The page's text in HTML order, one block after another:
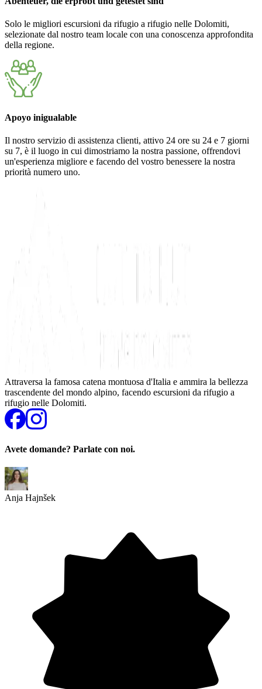
Solo le migliori escursioni da rifugio a rifugio nelle Dolomiti,
selezionate dal nostro team locale con una conoscenza approfondita
della regione.
Apoyo inigualable
Il nostro servizio di assistenza clienti, attivo 24 ore su 24 e 7 giorni
su 7, è il luogo in cui dimostriamo la nostra passione, offrendovi
un'esperienza migliore e facendo del vostro benessere la nostra
priorità numero uno.
Attraversa la famosa catena montuosa d'Italia e ammira la bellezza
trascendente del mondo alpino, facendo escursioni da rifugio a
rifugio nelle Dolomiti.
Avete domande? Parlate con noi.
Anja Hajnšek